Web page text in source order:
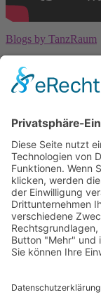
Blogs by TanzRaum
Wir sind eine
Datenschutz
Öffnungszeiten
Wir sind zu den
Die genauen Zeiten